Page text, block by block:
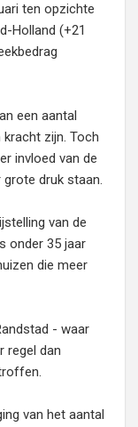
ten opzichte
Holland (+21
een aantal
zijn. Toch
invloed van de
druk staan.
van de
onder 35 jaar
die meer
- waar
regel dan
van het aantal